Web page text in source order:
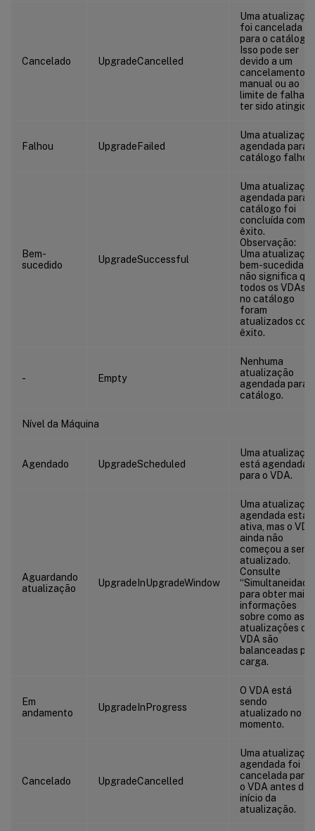
Cancelado UpgradeCancelled
Uma
foi cancelada
para o catálogo.
Isso pode ser
devido a um
cancelamento
manual ou ao
limite de falhas
ter sido atingido.
Falhou UpgradeFailed
Uma
agendada para o
catálogo falhou.
Bem-
sucedido
UpgradeSuccessful
Uma
agendada para o
catálogo foi
concluída com
êxito.
Observação:
Uma
bem-sucedida
não significa
todos os VDAs
no catálogo
foram
atualizados com
êxito.
- Empty
Nenhuma
atualização
agendada para o
catálogo.
Nível da Máquina
Agendado UpgradeScheduled
Uma
está agendada
para o VDA.
Aguardando
atualização
UpgradeInUpgradeWindow
Uma
agendada está
ativa, mas o VDA
ainda não
começou a ser
atualizado.
Consulte
para obter mais
informações
sobre como as
atualizações de
VDA são
balanceadas por
carga.
Em
andamento
UpgradeInProgress
O VDA está
sendo
atualizado no
momento.
Cancelado UpgradeCancelled
Uma
agendada foi
cancelada para
o VDA antes do
início da
atualização.